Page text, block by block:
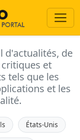
d'actualités, de
et
tels que les
et les
États-Unis